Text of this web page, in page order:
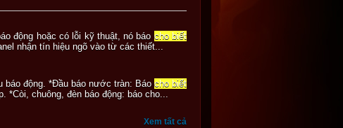
động hoặc có lỗi kỹ thuật, nó báo cho biết
nhận tín hiệu ngõ vào từ các thiết...
báo động. *Đầu báo nước tràn: Báo cho biết
chuông, đèn báo động: báo cho...
Xem tất cả